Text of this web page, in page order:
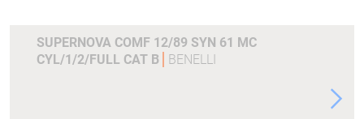
SUPERNOVA COMF 12/89 SYN 61 MC
CYL/1/2/FULL CAT B
BENELLI